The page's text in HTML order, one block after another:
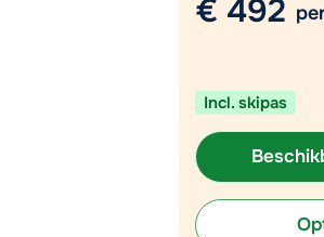
Plan een
Chat met
Bel ons via 0348 -
€ 492
Incl. skipas